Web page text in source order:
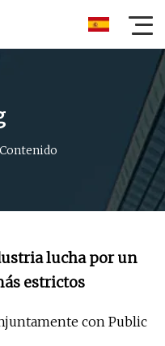
Contenido
lucha por un
estrictos
con Public